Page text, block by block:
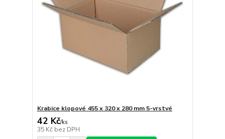
Krabice klopové 455 x 320 x 280 mm 5-vrstvé
42 Kč/ks
35 Kč bez DPH